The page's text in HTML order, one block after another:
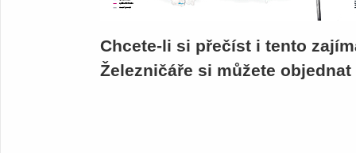
Chcete-li si přečíst i tento
Železničáře si můžete